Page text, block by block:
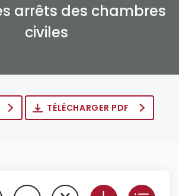
arrêts des chambres
civiles
TÉLÉCHARGER PDF